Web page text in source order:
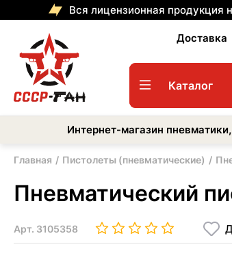
Вся лицензионная продукция
Доставка
Каталог
Интернет-магазин
Главная Пистолеты (пневматические)
Пневматический
Арт. 3105358